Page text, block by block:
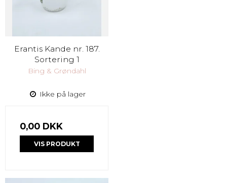
Erantis Kande nr. 187.
Sortering 1
Bing & Grøndahl
Ikke på lager
0,00 DKK
VIS PRODUKT